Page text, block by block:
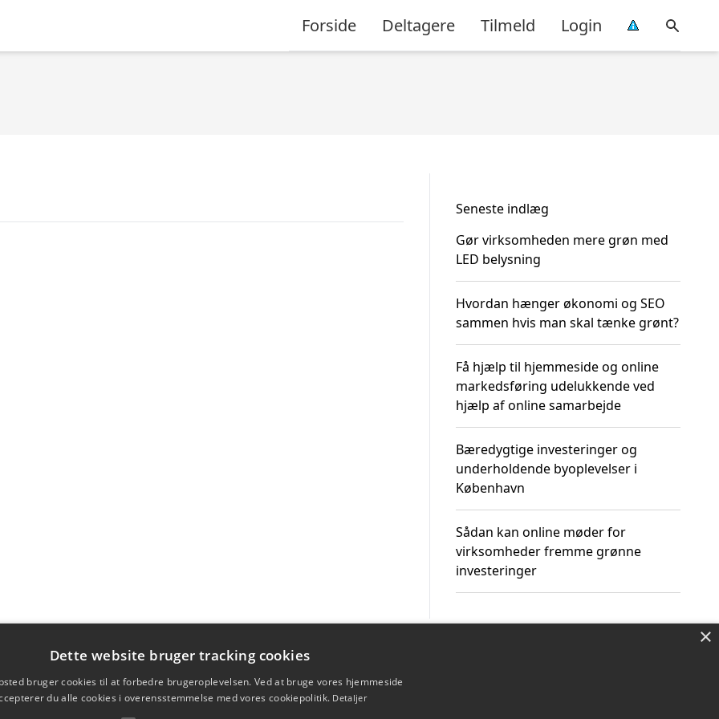
Forside Deltagere Tilmeld Login
Seneste indlæg
Gør virksomheden mere grøn med
LED belysning
Hvordan hænger økonomi og SEO
sammen hvis man skal tænke grønt?
Få hjælp til hjemmeside og online
markedsføring udelukkende ved
hjælp af online samarbejde
Bæredygtige investeringer og
underholdende byoplevelser i
København
Sådan kan online møder for
virksomheder fremme grønne
investeringer
×
Dette website bruger tracking cookies
bruger cookies til at forbedre brugeroplevelsen. Ved at bruge vores hjemmeside
du alle cookies i overensstemmelse med vores cookiepolitik. Detaljer